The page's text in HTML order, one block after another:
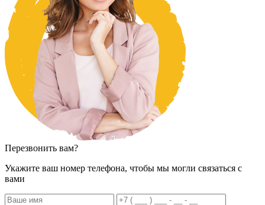
Перезвонить вам?
Укажите ваш номер телефона, чтобы мы могли связаться с
вами